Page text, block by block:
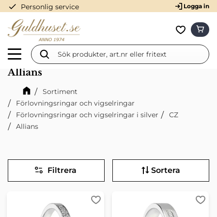
Meny
check Personlig service Logga in
Allians
Sortiment
Förlovningsringar och vigselringar
Förlovningsringar och vigselringar i silver
CZ
Allians
Filtrera Sortera
Lägg till i favoriter